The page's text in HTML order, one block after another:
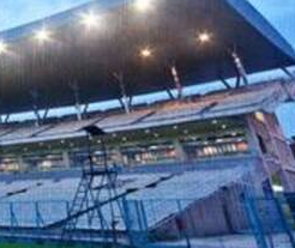
क्षमता वाला क्रिकेट
मैच खेला जाएगा।
है। ऐसे में वह पहली बार
टेस्ट